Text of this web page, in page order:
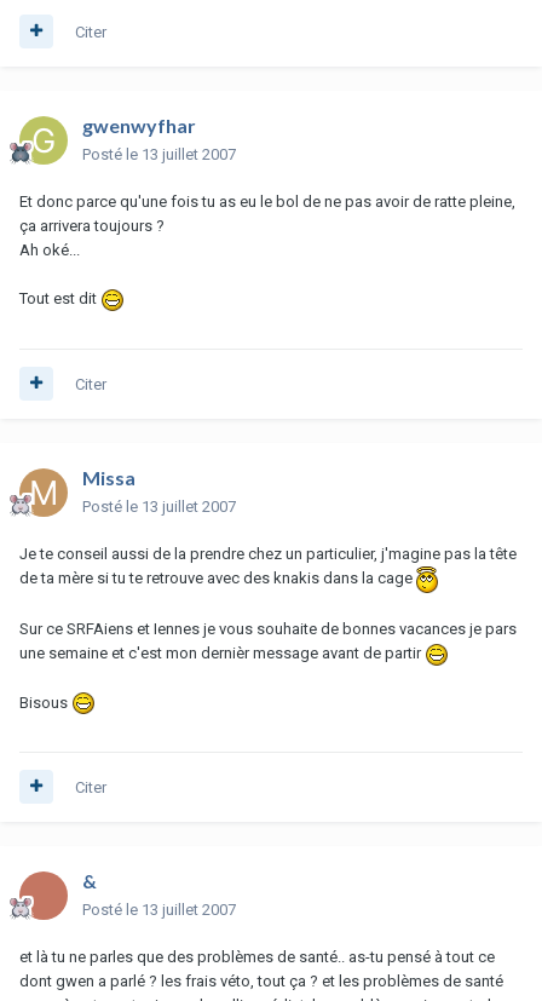
Citer
gwenwyfhar
Posté le 13 juillet 2007
Et donc parce qu'une fois tu as eu le bol de ne pas avoir de ratte pleine,
ça arrivera toujours ?
Ah oké...
Tout est dit
Citer
Missa
Posté le 13 juillet 2007
Je te conseil aussi de la prendre chez un particulier, j'magine pas la tête
de ta mère si tu te retrouve avec des knakis dans la cage
Sur ce SRFAiens et Iennes je vous souhaite de bonnes vacances je pars
une semaine et c'est mon dernièr message avant de partir
Bisous
Citer
&
Posté le 13 juillet 2007
et là tu ne parles que des problèmes de santé.. as-tu pensé à tout ce
dont gwen a parlé ? les frais véto, tout ça ? et les problèmes de santé